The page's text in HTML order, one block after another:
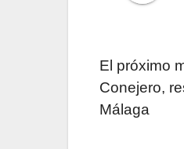
El próximo
Conejero,
Málaga